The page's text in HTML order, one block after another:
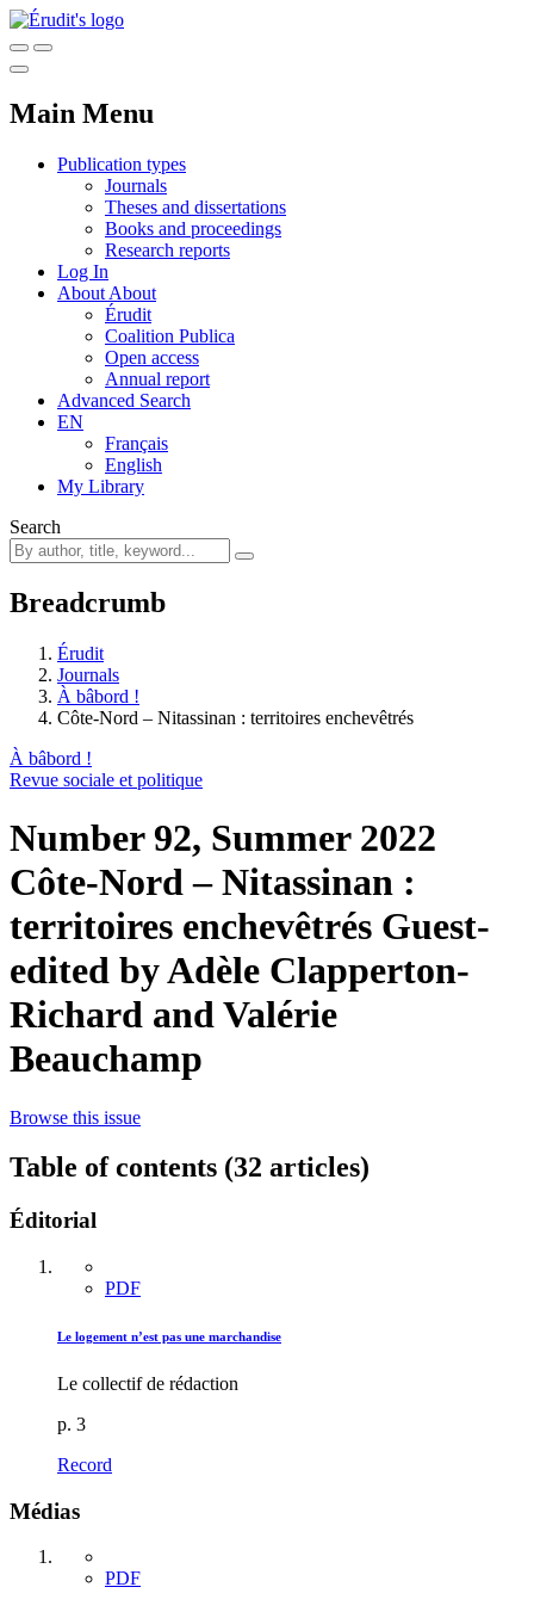
Main Menu
Publication types
Journals
Theses and dissertations
Books and proceedings
Research reports
Log In
About About
Érudit
Coalition Publica
Open access
Annual report
Advanced Search
EN
Français
English
My Library
Search
Breadcrumb
Érudit
Journals
À bâbord !
Côte-Nord – Nitassinan : territoires enchevêtrés
À bâbord !
Revue sociale et politique
Number 92, Summer 2022
Côte-Nord – Nitassinan :
territoires enchevêtrés Guest-
edited by Adèle Clapperton-
Richard and Valérie
Beauchamp
Browse this issue
Table of contents (32 articles)
Éditorial
PDF
Le logement n’est pas une marchandise
Le collectif de rédaction
p. 3
Record
Médias
PDF